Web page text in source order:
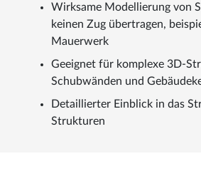
Wirksame Modellierung von
keinen Zug übertragen,
Mauerwerk
Geeignet für komplexe 3D-
Schubwänden und
Detaillierter Einblick in das
Strukturen